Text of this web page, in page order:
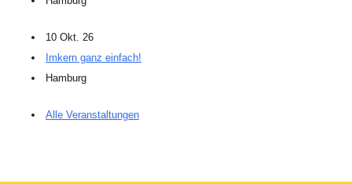
10 Okt. 26
Imkern ganz einfach!
Hamburg
Alle Veranstaltungen